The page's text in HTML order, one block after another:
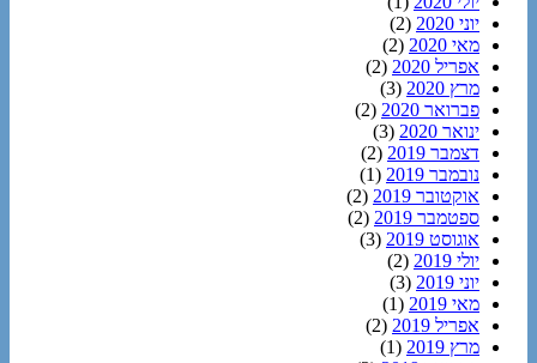
יוני 2020
(2)
מאי 2020
(2)
אפריל 2020
(2)
מרץ 2020
(3)
פברואר 2020
(2)
ינואר 2020
(3)
דצמבר 2019
(2)
נובמבר 2019
(1)
אוקטובר 2019
(2)
ספטמבר 2019
(2)
אוגוסט 2019
(3)
יולי 2019
(2)
יוני 2019
(3)
מאי 2019
(1)
אפריל 2019
(2)
מרץ 2019
(1)